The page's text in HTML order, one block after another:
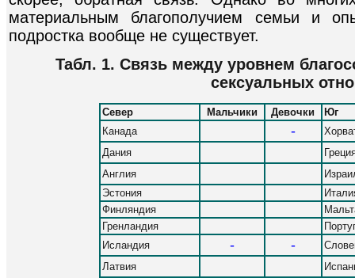
материальным благополучием семьи и
подростка вообще не существует.
Табл. 1. Связь между уровнем
сексуальных
Север Мальчики Девочки
Юг
Канада
-
Дания
Англия
Эстония
Финляндия
Гренландия
Исландия
- -
Латвия